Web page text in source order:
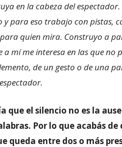
en la cabeza del
y para eso trabajo con pistas,
quien mira. Construyo a
a mí me interesa en las que no
de un gesto o de una
que el silencio no es la
Por lo que acabás
queda entre dos o más